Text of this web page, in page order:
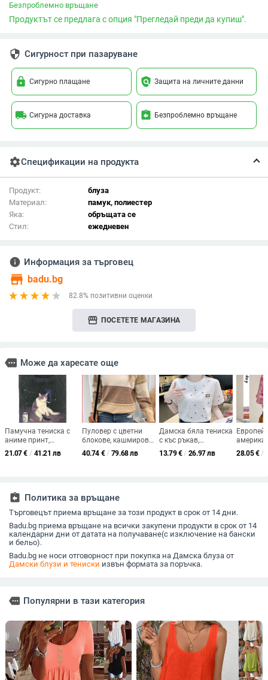
Безпроблемно връщане
Продуктът се предлага с опция "Прегледай преди да купиш".
security Сигурност при пазаруване
lock Сигурно плащане policy Защита на личните данни
local_shipping Сигурна доставка assignment_return Безпроблемно връщане
settingsСпецификации на продукта
Продукт:
блуза
Материал:
памук, полиестер
Яка:
обръщата се
Стил:
ежедневен
info Информация за търговец
store badu.bg
82.8% позитивни оценки
storefront ПОСЕТЕТЕ МАГАЗИНА
more Може да харесате още
Памучна тениска с
аниме принт,
свободна кройка,
дълги ръкави, 95%+
21.07€ / 41.21 лв
Пуловер с цветни
блокове, кашмирово-
акрилна смес, дълги
ръкави, кръгла яка,
40.74 € / 79.68 лв
Дамска бяла тениска
с къс ръкав,
свободен силует,
корейски стил, плюс
13.79€ / 26.97 лв 28.05€ /
assignment_return Политика за връщане
Търговецът приема връщане за този продукт в срок от 14 дни.
Badu.bg приема връщане на всички закупени продукти в срок от 14
календарни дни от датата на получаване(с изключение на бански
и бельо).
Badu.bg не носи отговорност при покупка на Дамска блуза от
Дамски блузи и тениски извън формата за поръчка.
more Популярни в тази категория